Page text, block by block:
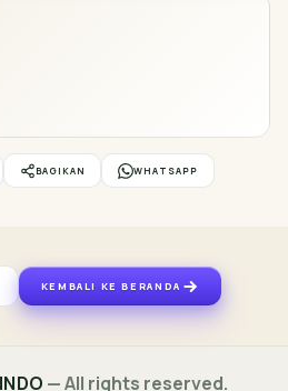
BAGIKAN WHATSAPP
KEMBALI KE BERANDA
— All rights reserved.